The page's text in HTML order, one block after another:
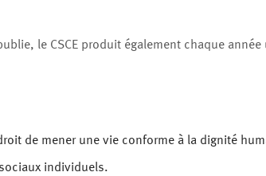
le CSCE produit également chaque
de mener une vie conforme à la dignité
individuels.